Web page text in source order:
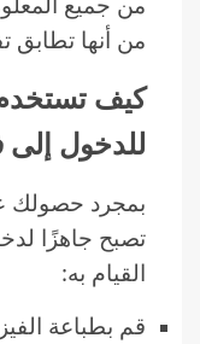
من أنها
كيف تستخدم
للدخول إلى
بمجرد حصولك
تصبح جاهزًا
القيام به:
قم بطباعة